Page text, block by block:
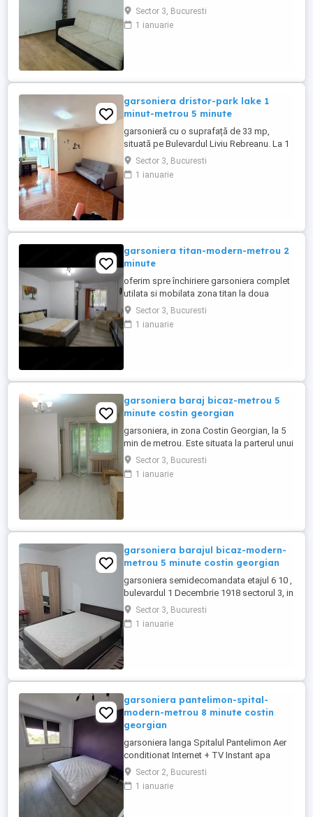
30,mobilata,aragaz,frigider,aer
condiționat,TV,masina de spalat in
apropiere metrou,stații de tramvai si
Sector 3, Bucuresti
1 ianuarie
garsoniera dristor-park lake 1
minut-metrou 5 minute
garsonieră cu o suprafață de 33 mp,
situată pe Bulevardul Liviu Rebreanu. La 1
minut mers pe jos până la ParkLake
Shopping Center și intrarea în Parcul IOR
(Titan) si 2 minute până la intersecția cu
Sector 3, Bucuresti
1 ianuarie
garsoniera titan-modern-metrou 2
minute
oferim spre închiriere garsoniera complet
utilata si mobilata zona titan la doua
minute de metrou
Sector 3, Bucuresti
1 ianuarie
garsoniera baraj bicaz-metrou 5
minute costin georgian
garsoniera, in zona Costin Georgian, la 5
min de metrou. Este situata la parterul unui
bloc cu 10 etaje. Sunt locuri de parcare
disponibile.
Sector 3, Bucuresti
1 ianuarie
garsoniera barajul bicaz-modern-
metrou 5 minute costin georgian
garsoniera semidecomandata etajul 6 10 ,
bulevardul 1 Decembrie 1918 sectorul 3, in
apropiere de statia de metrou Costin
Georgian, mobilat si utilat
Sector 3, Bucuresti
1 ianuarie
garsoniera pantelimon-spital-
modern-metrou 8 minute costin
georgian
garsoniera langa Spitalul Pantelimon Aer
conditionat Internet + TV Instant apa
calda pentru eventualele intreruperi ale
retelei Gaze 2 lifturi Mijloace de transport
in comun aproape (stb la 2 minute si
Sector 2, Bucuresti
1 ianuarie